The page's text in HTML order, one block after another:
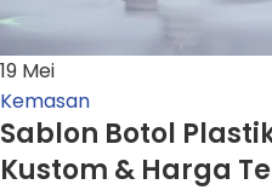
19 Mei
Kemasan
Sablon Botol
Kustom & Harga